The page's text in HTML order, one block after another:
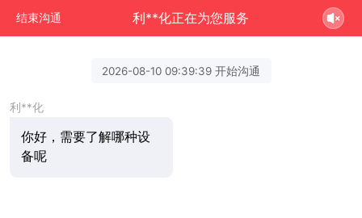
结束沟通 利**化正在为您服务
2026-08-10 09:39:39 开始沟通
利**化
你好，需要了解哪种设
备呢